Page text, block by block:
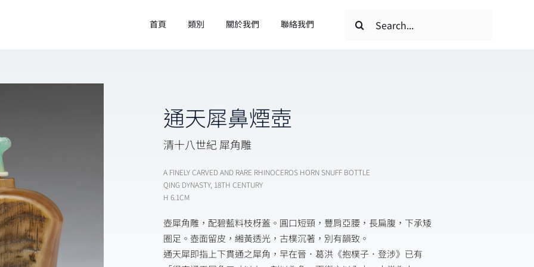
首頁 類別 關於我們 聯絡我們
通天犀鼻煙壺
清十八世紀 犀角雕
A FINELY CARVED AND RARE RHINOCEROS HORN SNUFF BOTTLE
QING DYNASTY, 18TH CENTURY
H 6.1CM
壺犀角雕，配碧藍料枝枒蓋。圓口短頸，豐肩亞腰，長扁腹，下承矮
圈足。壺面留皮，緗黃透光，古樸沉著，別有韻致。
通天犀即指上下貫通之犀角，早在晉．葛洪《抱樸子．登涉》已有